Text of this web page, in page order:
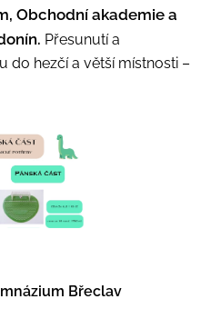
Obchodní akademie a
Přesunutí a
do hezčí a větší místnosti –
Břeclav